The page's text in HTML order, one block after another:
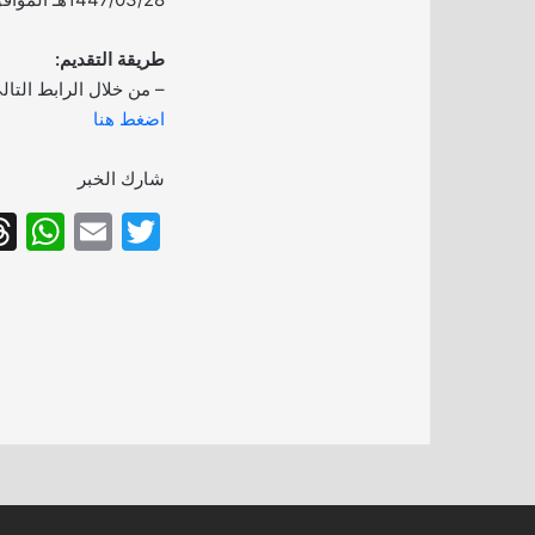
طريقة التقديم:
– من خلال الرابط
اضغط هنا
شارك الخبر
T
E
W